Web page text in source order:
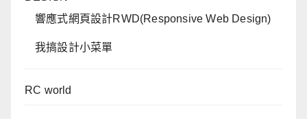
響應式網頁設計RWD(Responsive Web Design)
我搞設計小菜單
RC world